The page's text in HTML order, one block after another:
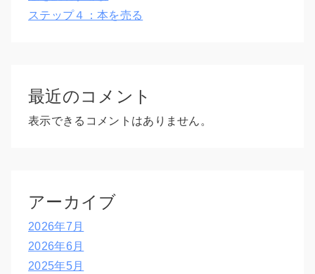
ステップ４：本を売る
最近のコメント
表示できるコメントはありません。
アーカイブ
2026年7月
2026年6月
2025年5月